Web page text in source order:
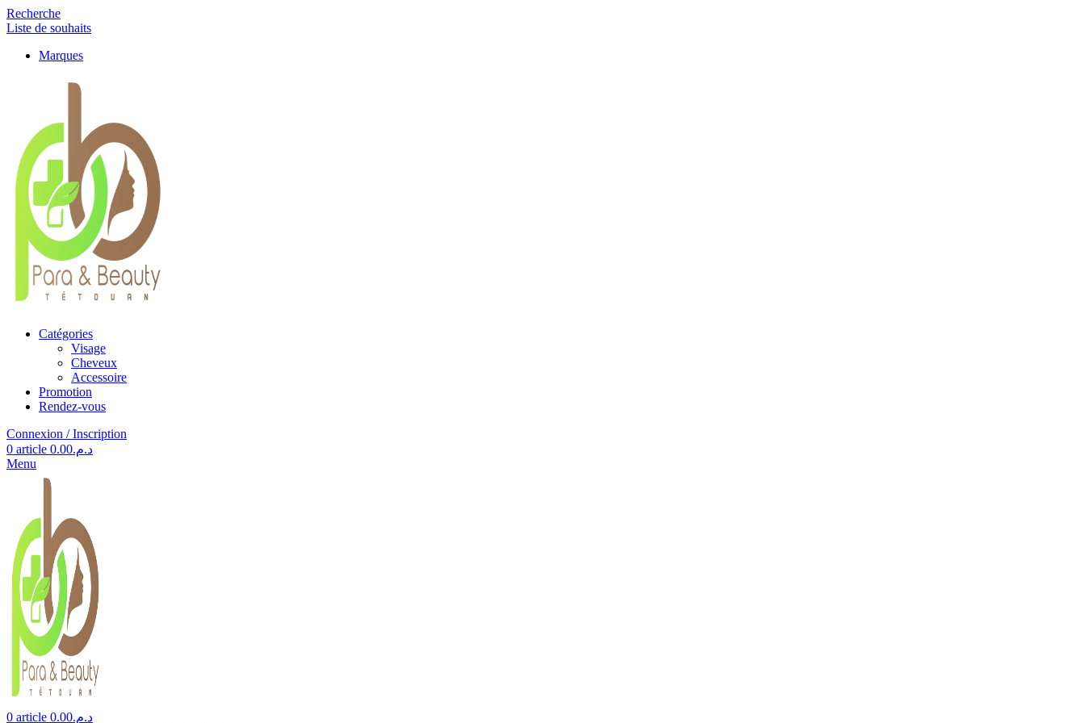
Recherche
Liste de souhaits
Marques
Catégories
Visage
Cheveux
Accessoire
Promotion
Rendez-vous
Connexion / Inscription
0 article د.م.0.00
Menu
0 article د.م.0.00